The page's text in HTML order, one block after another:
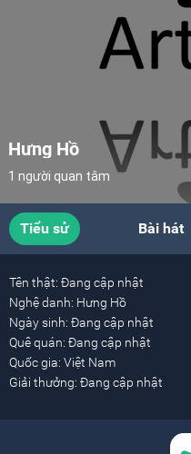
Hưng Hồ
1 người quan tâm
Tiểu sử Bài hát
Tên thật: Đang cập nhật
Nghệ danh: Hưng Hồ
Ngày sinh: Đang cập nhật
Quê quán: Đang cập nhật
Quốc gia: Việt Nam
Giải thưởng: Đang cập nhật